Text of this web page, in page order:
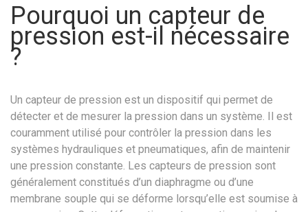
Pourquoi un capteur de
pression est-il nécessaire
?
Un capteur de pression est un dispositif qui permet de
détecter et de mesurer la pression dans un système. Il est
couramment utilisé pour contrôler la pression dans les
systèmes hydrauliques et pneumatiques, afin de maintenir
une pression constante. Les capteurs de pression sont
généralement constitués d’un diaphragme ou d’une
membrane souple qui se déforme lorsqu’elle est soumise à